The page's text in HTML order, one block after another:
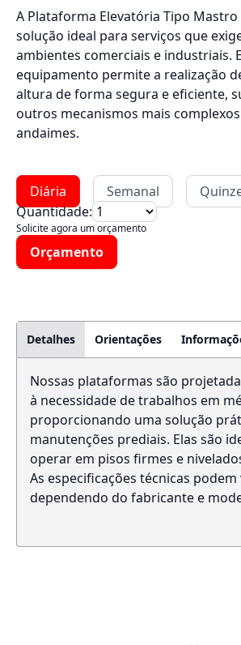
A Plataforma Elevatória Tipo Mastro
solução ideal para serviços que
ambientes comerciais e industriais.
equipamento permite a realização
altura de forma segura e eficiente,
outros mecanismos mais
andaimes.
Diária Semanal
Quantidade:
Solicite agora um orçamento
Orçamento
Detalhes Orientações
Nossas plataformas são
à necessidade de trabalhos em
proporcionando uma solução
manutenções prediais. Elas são
operar em pisos firmes e
As especificações técnicas
dependendo do fabricante e